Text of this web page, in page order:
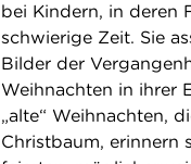
bei Kindern, in deren
schwierige Zeit. Sie
Bilder der
Weihnachten in ihrer
„alte“ Weihnachten,
Christbaum, erinnern